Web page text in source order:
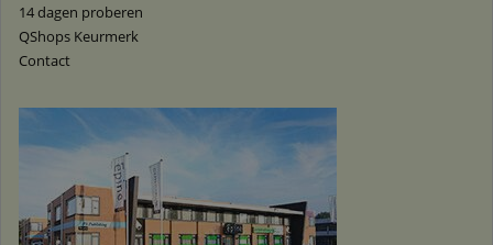
14 dagen proberen
QShops Keurmerk
Contact